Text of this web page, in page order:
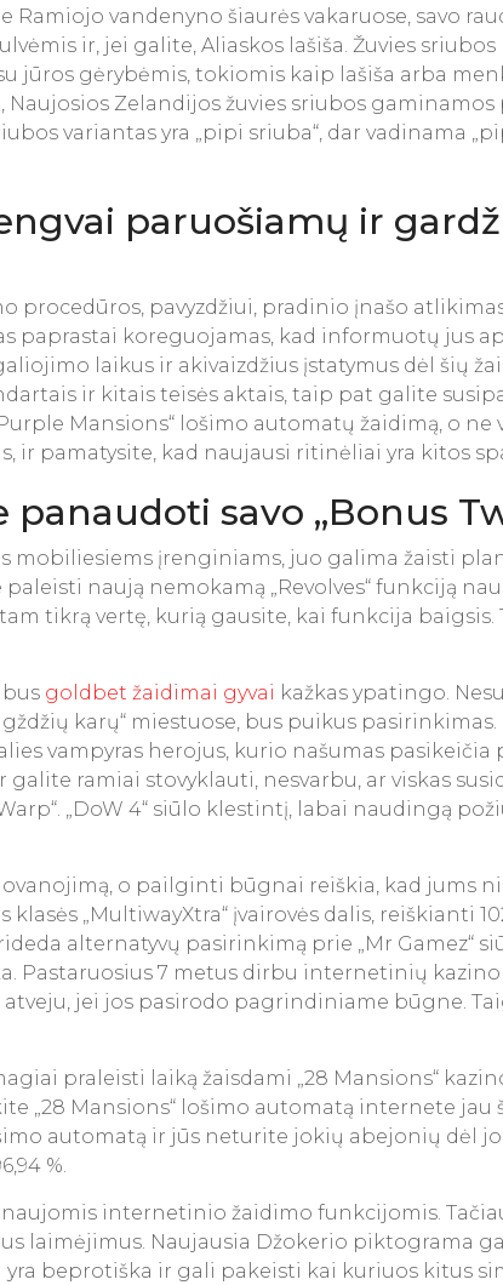
vandenyno šiaurės vakaruose, savo
ir, jei galite, Aliaskos lašiša. Žuvies
jūros gėrybėmis, tokiomis kaip lašiša arba
Zelandijos žuvies sriubos
variantas yra „pipi sriuba“, dar vadinama
paruošiamų ir
procedūros, pavyzdžiui, pradinio įnašo
paprastai koreguojamas, kad informuotų jus
laikus ir akivaizdžius įstatymus dėl šių
ir kitais teisės aktais, taip pat galite
Mansions“ lošimo automatų žaidimą, o
ir pamatysite, kad naujausi ritinėliai yra kitos
savo „Bonus
mobiliesiems įrenginiams, juo galima žaisti
naują nemokamą „Revolves“ funkciją
tikrą vertę, kurią gausite, kai funkcija baigsis.
goldbet žaidimai gyvai kažkas ypatingo.
karų“ miestuose, bus puikus
vampyras herojus, kurio našumas pasikeičia
ramiai stovyklauti, nesvarbu, ar viskas
„DoW 4“ siūlo klestintį, labai naudingą
o pailginti būgnai reiškia, kad jums
„MultiwayXtra“ įvairovės dalis, reiškianti
alternatyvų pasirinkimą prie „Mr Gamez“
Pastaruosius 7 metus dirbu internetinių
jei jos pasirodo pagrindiniame būgne.
praleisti laiką žaisdami „28 Mansions“
„28 Mansions“ lošimo automatą internete
automatą ir jūs neturite jokių abejonių dėl
%.
naujomis internetinio žaidimo funkcijomis.
laimėjimus. Naujausia Džokerio piktograma
beprotiška ir gali pakeisti kai kuriuos kitus